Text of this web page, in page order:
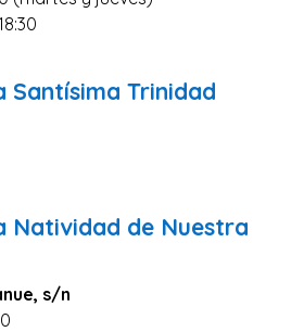
Santísima Trinidad
Natividad de Nuestra
s/n